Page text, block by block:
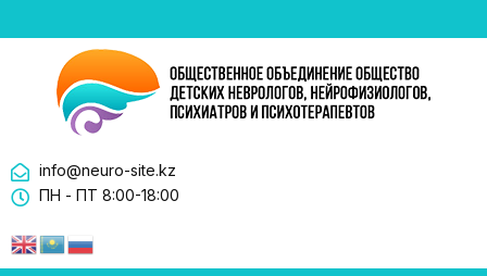
info@neuro-site.kz
ПН - ПТ 8:00-18:00